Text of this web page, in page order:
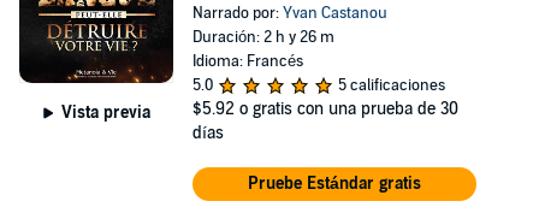
Vista previa
Narrado por:Yvan Castanou
Duración: 2 h y 26 m
Idioma: Francés
5.0
5 calificaciones
$5.92 o gratis con una prueba de 30
días
Pruebe Estándar gratis